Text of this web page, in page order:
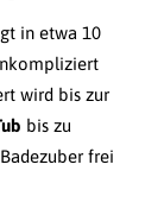
in etwa 10
wird bis zur
bis zu
frei